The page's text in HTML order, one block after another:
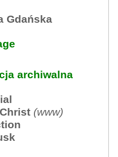
Gdańska
archiwalna
(www)